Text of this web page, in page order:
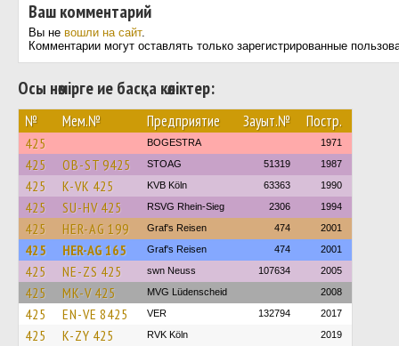
Ваш комментарий
Вы не вошли на сайт.
Комментарии могут оставлять только зарегистрированные
Осы нөмірге ие басқа көліктер:
№ Мем.№ Предприятие Зауыт.№ Постр.
425 BOGESTRA 1971
425 OB-ST 9425 STOAG 51319 1987
425 K-VK 425 KVB Köln 63363 1990
425 SU-HV 425 RSVG Rhein-Sieg 2306 1994
425 HER-AG 199 Graf's Reisen 474 2001
425 HER-AG 165 Graf's Reisen 474 2001
425 NE-ZS 425 swn Neuss 107634 2005
425 MK-V 425 MVG Lüdenscheid 2008
425 EN-VE 8425 VER 132794 2017
425 K-ZY 425 RVK Köln 2019